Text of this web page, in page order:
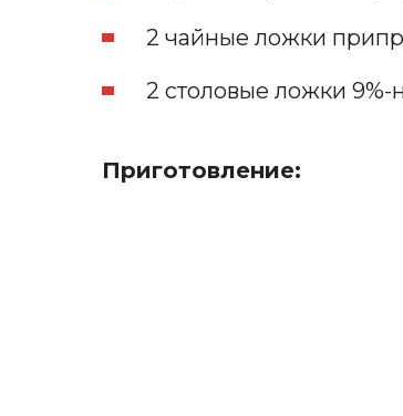
2 чайные ложки
2 столовые ложки 9%-
Приготовление: